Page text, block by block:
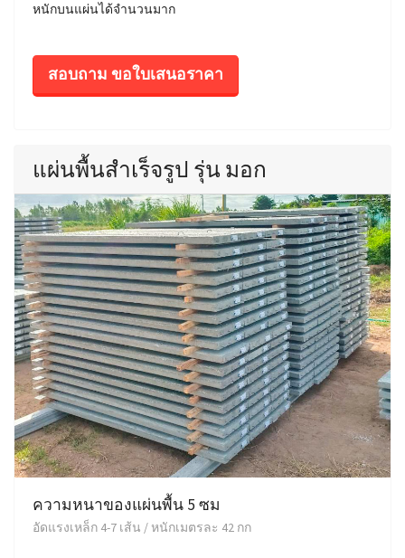
หนักบนแผ่นได้จำนวนมาก
สอบถาม ขอใบเสนอราคา
แผ่นพื้นสำเร็จรูป รุ่น มอก
ความหนาของแผ่นพื้น 5 ซม
อัดแรงเหล็ก 4-7 เส้น / หนักเมตรละ 42 กก